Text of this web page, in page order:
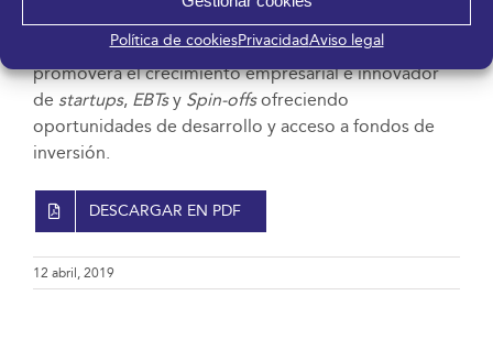
Política de cookiesPrivacidadAviso legal
innovadoras, tendencias y acceder a las últimas
novedades vinculadas a esta industria. Además,
promoverá el crecimiento empresarial e innovador
de startups, EBTsy Spin-offsofreciendo
oportunidades de desarrollo y acceso a fondos de
inversión.
DESCARGAR EN PDF
12 abril, 2019